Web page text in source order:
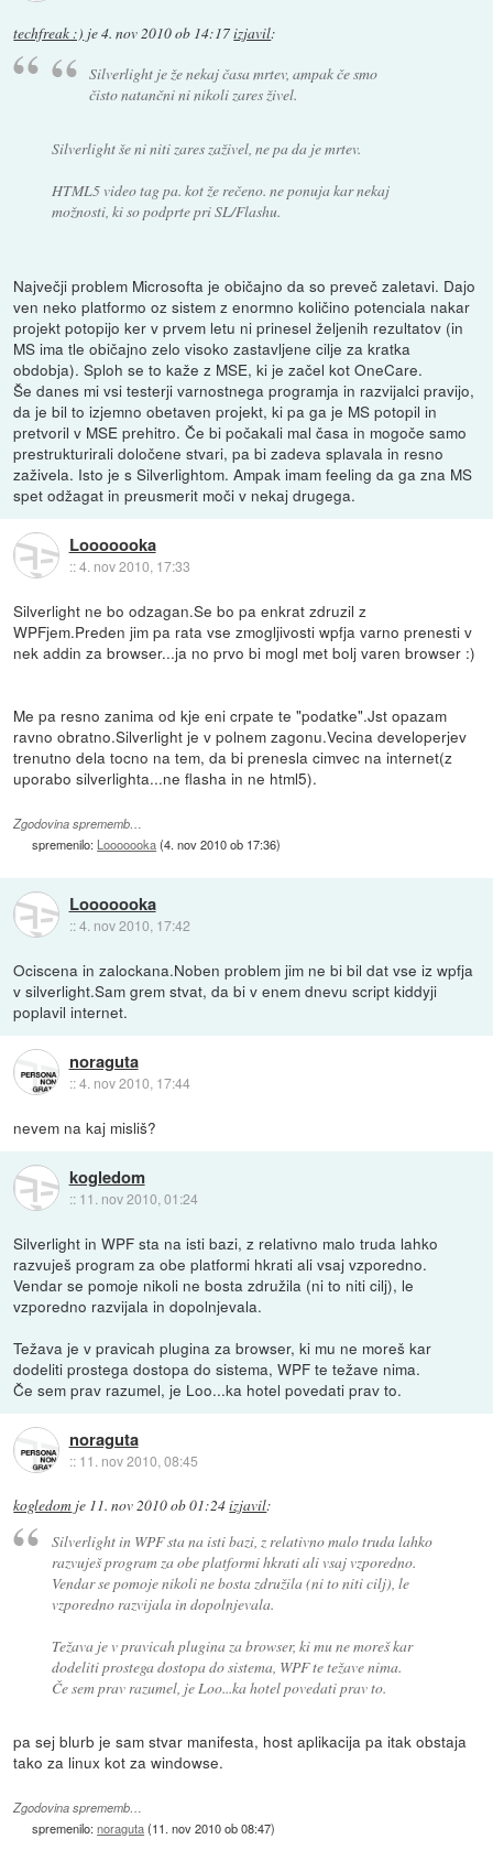
techfreak :) je4. nov 2010 ob 14:17izjavil:
Silverlight je že nekaj časa mrtev, ampak če smo
čisto natančni ni nikoli zares živel.
Silverlight še ni niti zares zaživel, ne pa da je mrtev.
HTML5 video tag pa. kot že rečeno. ne ponuja kar nekaj
možnosti, ki so podprte pri SL/Flashu.
Največji problem Microsofta je običajno da so preveč zaletavi. Dajo
ven neko platformo oz sistem z enormno količino potenciala nakar
projekt potopijo ker v prvem letu ni prinesel željenih rezultatov (in
MS ima tle običajno zelo visoko zastavljene cilje za kratka
obdobja). Sploh se to kaže z MSE, ki je začel kot OneCare.
Še danes mi vsi testerji varnostnega programja in razvijalci pravijo,
da je bil to izjemno obetaven projekt, ki pa ga je MS potopil in
pretvoril v MSE prehitro. Če bi počakali mal časa in mogoče samo
prestrukturirali določene stvari, pa bi zadeva splavala in resno
zaživela. Isto je s Silverlightom. Ampak imam feeling da ga zna MS
spet odžagat in preusmerit moči v nekaj drugega.
Looooooka
::4. nov 2010, 17:33
Silverlight ne bo odzagan.Se bo pa enkrat zdruzil z
WPFjem.Preden jim pa rata vse zmogljivosti wpfja varno prenesti v
nek addin za browser...ja no prvo bi mogl met bolj varen browser :)
Me pa resno zanima od kje eni crpate te "podatke".Jst opazam
ravno obratno.Silverlight je v polnem zagonu.Vecina developerjev
trenutno dela tocno na tem, da bi prenesla cimvec na internet(z
uporabo silverlighta...ne flasha in ne html5).
Zgodovina sprememb…
spremenilo: Looooooka(4. nov 2010 ob 17:36)
Looooooka
::4. nov 2010, 17:42
Ociscena in zalockana.Noben problem jim ne bi bil dat vse iz wpfja
v silverlight.Sam grem stvat, da bi v enem dnevu script kiddyji
poplavil internet.
noraguta
::4. nov 2010, 17:44
nevem na kaj misliš?
kogledom
:: 11. nov 2010, 01:24
Silverlight in WPF sta na isti bazi, z relativno malo truda lahko
razvuješ program za obe platformi hkrati ali vsaj vzporedno.
Vendar se pomoje nikoli ne bosta združila (ni to niti cilj), le
vzporedno razvijala in dopolnjevala.
Težava je v pravicah plugina za browser, ki mu ne moreš kar
dodeliti prostega dostopa do sistema, WPF te težave nima.
Če sem prav razumel, je Loo...ka hotel povedati prav to.
noraguta
:: 11. nov 2010, 08:45
kogledom je 11. nov 2010 ob 01:24izjavil:
Silverlight in WPF sta na isti bazi, z relativno malo truda lahko
razvuješ program za obe platformi hkrati ali vsaj vzporedno.
Vendar se pomoje nikoli ne bosta združila (ni to niti cilj), le
vzporedno razvijala in dopolnjevala.
Težava je v pravicah plugina za browser, ki mu ne moreš kar
dodeliti prostega dostopa do sistema, WPF te težave nima.
Če sem prav razumel, je Loo...ka hotel povedati prav to.
pa sej blurb je sam stvar manifesta, host aplikacija pa itak obstaja
tako za linux kot za windowse.
Zgodovina sprememb…
spremenilo:noraguta(11. nov 2010 ob 08:47)